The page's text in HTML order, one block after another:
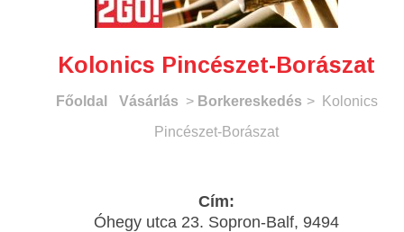
Kolonics Pincészet-Borászat
Főoldal Vásárlás > Borkereskedés > Kolonics
Pincészet-Borászat
Cím:
Óhegy utca 23. Sopron-Balf, 9494